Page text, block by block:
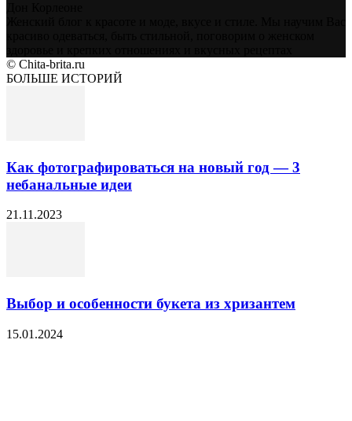
© Chita-brita.ru
БОЛЬШЕ ИСТОРИЙ
Как фотографироваться на новый год — 3
небанальные идеи
21.11.2023
Выбор и особенности букета из хризантем
15.01.2024